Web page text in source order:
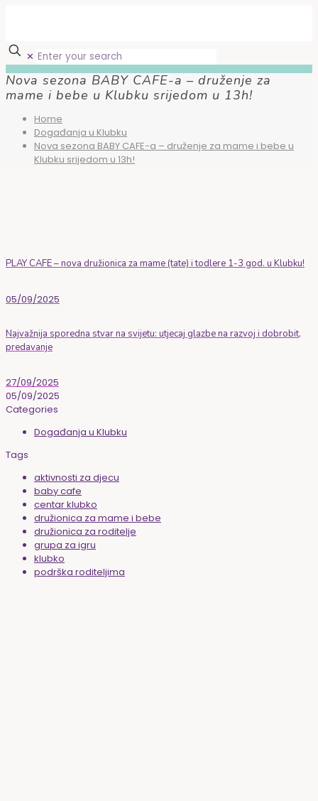
✕
Nova sezona BABY CAFE-a – druženje za
mame i bebe u Klubku srijedom u 13h!
Home
Događanja u Klubku
Nova sezona BABY CAFE-a – druženje za mame i bebe u
Klubku srijedom u 13h!
PLAY CAFE – nova družionica za mame (tate) i todlere 1-3 god. u Klubku!
05/09/2025
Najvažnija sporedna stvar na svijetu: utjecaj glazbe na razvoj i dobrobit,
predavanje
27/09/2025
05/09/2025
Categories
Događanja u Klubku
Tags
aktivnosti za djecu
baby cafe
centar klubko
družionica za mame i bebe
družionica za roditelje
grupa za igru
klubko
podrška roditeljima